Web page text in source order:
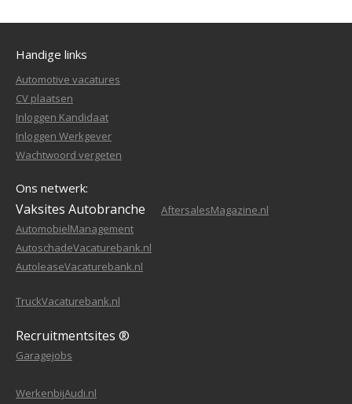
Handige links
Automotive vacatures
CV plaatsen
Inloggen Kandidaat
Inloggen Werkgever
Wachtwoord vergeten
Ons netwerk:
Vaksites Autobranche
AftersalesMagazine.nl
AutomobielManagement
AutoschadeVacaturebank.nl
AutoleaseVacaturebank.nl
TruckVacaturebank.nl
Recruitmentsites ®
Garagejobs
WerkenbijAudi.nl